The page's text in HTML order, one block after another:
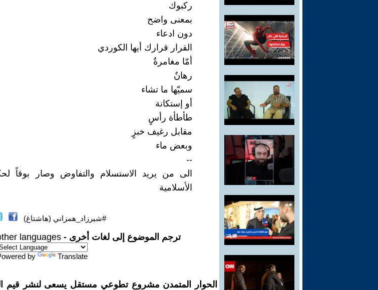
ركبوك
بمعنى واضح
دون ادعاء
القرار قرارك أيها الكوردي
أمّا مغامرةٌ
رهانٌ
سميّها ما تشاء
أو إستكانة
طأطأة رأسٍ
مقابل رغيف خبزٍ
وبعض ماء
--
الى من يريد الاستسلام والتفاوض وصار بوقاً
الأسلامية
#شيرزاد_همزاني (هاشتاغ)
ترجم الموضوع إلى لغات أخرى - languages
by Translate
الحوار المتمدن مشروع تطوعي مستقل يسعى لنشر قيم